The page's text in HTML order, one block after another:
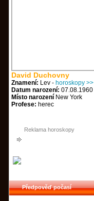
David Duchovny
Znamení: Lev - horoskopy >>
Datum narození: 07.08.1960
Místo narození New York
Profese: herec
Reklama horoskopy
Předpověď počasí